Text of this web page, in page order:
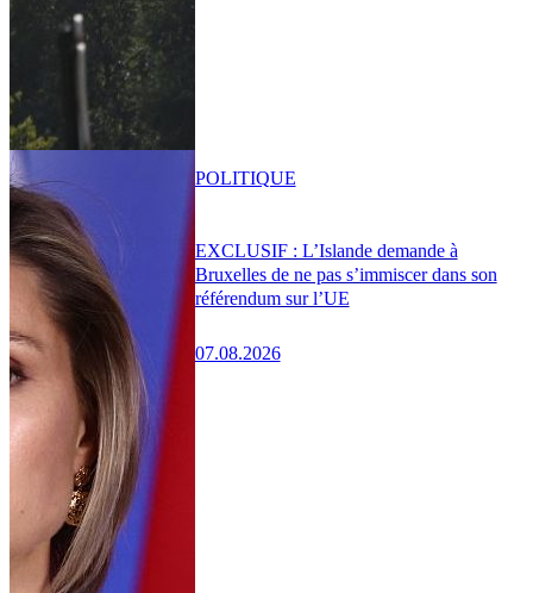
EXCLUSIF : L’Islande demande à
Bruxelles de ne pas s’immiscer dans son
référendum sur l’UE
07.08.2026
POLITIQUE